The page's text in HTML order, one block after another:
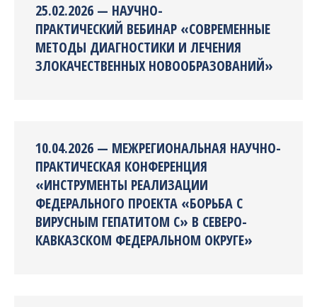
25.02.2026 — НАУЧНО-
ПРАКТИЧЕСКИЙ ВЕБИНАР «СОВРЕМЕННЫЕ
МЕТОДЫ ДИАГНОСТИКИ И ЛЕЧЕНИЯ
ЗЛОКАЧЕСТВЕННЫХ НОВООБРАЗОВАНИЙ»
10.04.2026 — МЕЖРЕГИОНАЛЬНАЯ НАУЧНО-
ПРАКТИЧЕСКАЯ КОНФЕРЕНЦИЯ
«ИНСТРУМЕНТЫ РЕАЛИЗАЦИИ
ФЕДЕРАЛЬНОГО ПРОЕКТА «БОРЬБА С
ВИРУСНЫМ ГЕПАТИТОМ С» В СЕВЕРО-
КАВКАЗСКОМ ФЕДЕРАЛЬНОМ ОКРУГЕ»